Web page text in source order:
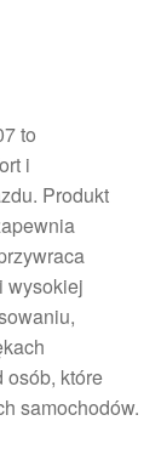
to
i
Produkt
wysokiej
osób, które
samochodów.